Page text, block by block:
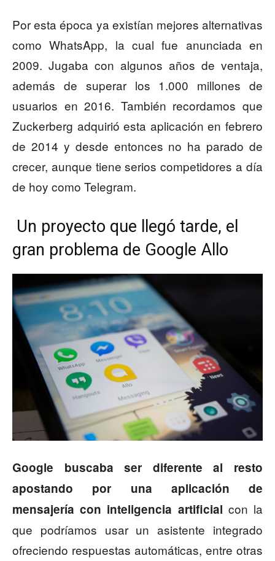
Por esta época ya existían mejores alternativas
como WhatsApp, la cual fue anunciada en
2009. Jugaba con algunos años de ventaja,
además de superar los 1.000 millones de
usuarios en 2016. También recordamos que
Zuckerberg adquirió esta aplicación en febrero
de 2014 y desde entonces no ha parado de
crecer, aunque tiene serios competidores a día
de hoy como Telegram.
Un proyecto que llegó tarde, el
gran problema de Google Allo
Google buscaba ser diferente al resto
apostando por una aplicación de
mensajería con inteligencia artificial con la
que podríamos usar un asistente integrado
ofreciendo respuestas automáticas, entre otras